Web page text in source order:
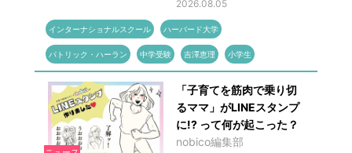
2026.08.05
インターナショナルスクール ハーバード大学
パトリック・ハーラン 中学受験 吉澤恵理 小学生
「子育てを筋肉で乗り切
るママ」がLINEスタンプ
に!? って何が起こった？
nobico編集部